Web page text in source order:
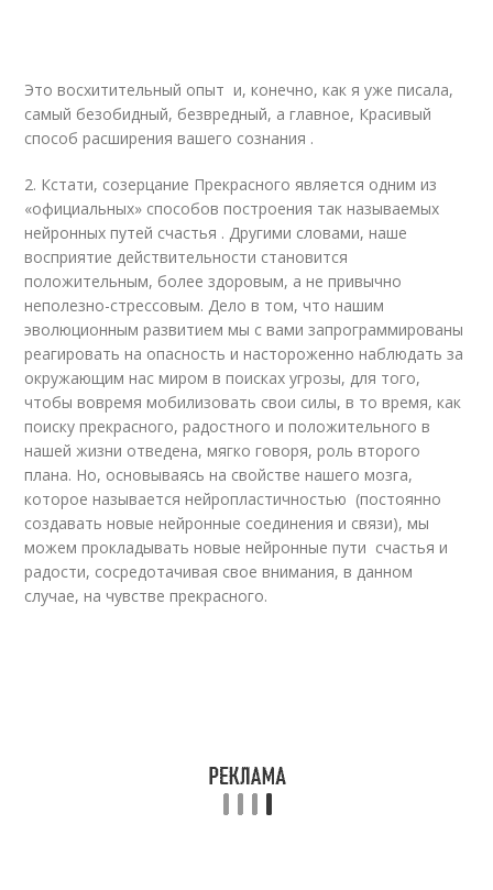
Это восхитительный опыт и, конечно, как я уже писала,
самый безобидный, безвредный, а главное, Красивый
способ расширения вашего сознания .
2. Кстати, созерцание Прекрасного является одним из
«официальных» способов построения так называемых
нейронных путей счастья . Другими словами, наше
восприятие действительности становится
положительным, более здоровым, а не привычно
неполезно-стрессовым. Дело в том, что нашим
эволюционным развитием мы с вами запрограммированы
реагировать на опасность и настороженно наблюдать за
окружающим нас миром в поисках угрозы, для того,
чтобы вовремя мобилизовать свои силы, в то время, как
поиску прекрасного, радостного и положительного в
нашей жизни отведена, мягко говоря, роль второго
плана. Но, основываясь на свойстве нашего мозга,
которое называется нейропластичностью (постоянно
создавать новые нейронные соединения и связи), мы
можем прокладывать новые нейронные пути счастья и
радости, сосредотачивая свое внимания, в данном
случае, на чувстве прекрасного.